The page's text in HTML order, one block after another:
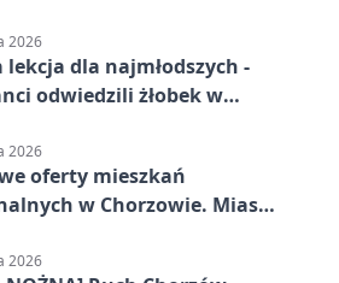
2026
lekcja dla najmłodszych -
odwiedzili żłobek w
2026
oferty mieszkań
w Chorzowie. Miasto
2026